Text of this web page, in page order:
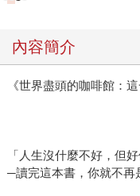
無論看了多少遍稿子，都是
有意義的。妳的人生不
合。 妳有要實現的使命，否則不會來到這個世界。 從來到
是要讓我們邁向成功，而非失敗。 原
準備好了，只等著我們活出
內容簡介
《世界盡頭的咖啡館：
「人生沒什麼不好，但
─讀完這本書，你就不再